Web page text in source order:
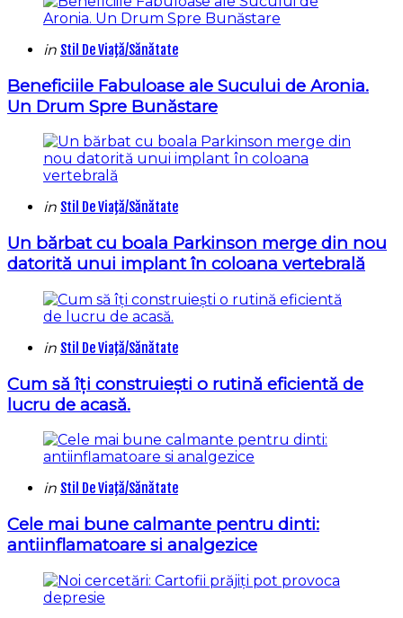
Categories
Posted
in Stil De Viaţă/Sănătate
Beneficiile Fabuloase ale Sucului de Aronia.
Un Drum Spre Bunăstare
Categories
Posted
in Stil De Viaţă/Sănătate
Un bărbat cu boala Parkinson merge din nou
datorită unui implant în coloana vertebrală
Categories
Posted
in Stil De Viaţă/Sănătate
Cum să îți construiești o rutină eficientă de
lucru de acasă.
Categories
Posted
in Stil De Viaţă/Sănătate
Cele mai bune calmante pentru dinti:
antiinflamatoare si analgezice